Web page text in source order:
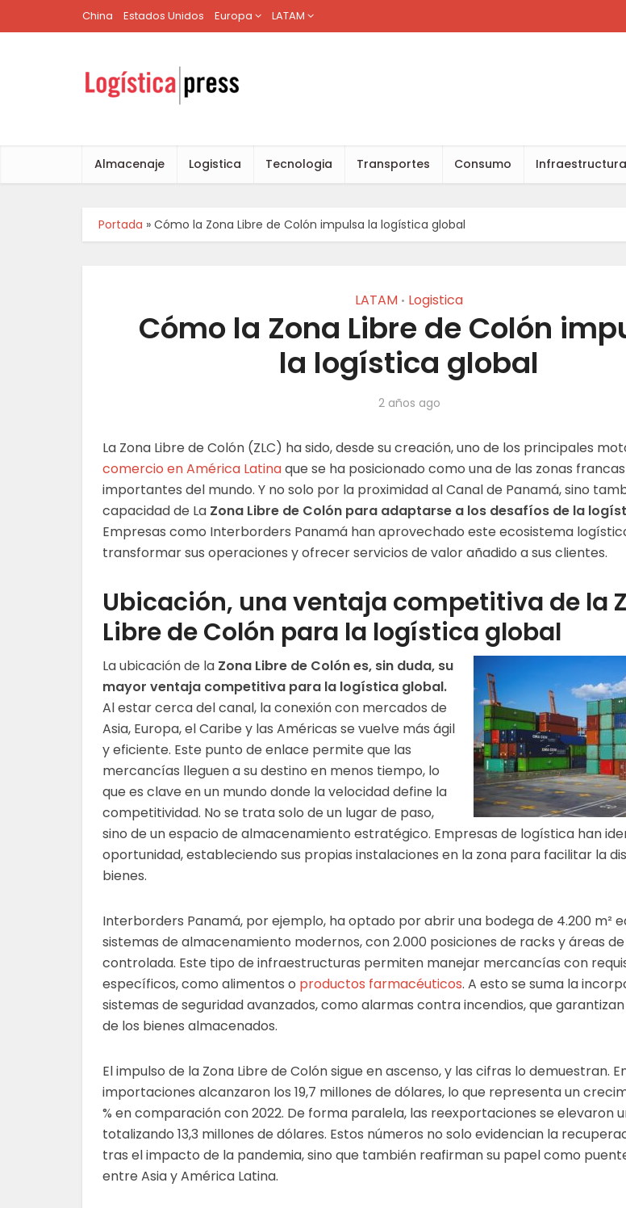
China Estados Unidos Europa LATAM
Almacenaje Logistica Tecnologia Transportes Consumo
Portada » Cómo la Zona Libre de Colón impulsa la logística global
LATAM • Logistica
Cómo la Zona Libre de Colón
la logística global
2 años ago
La Zona Libre de Colón (ZLC) ha sido, desde su creación, uno de los principales
comercio en América Latinaque se ha posicionado como una de las zonas
importantes del mundo. Y no solo por la proximidad al Canal de Panamá, sino
capacidad de La Zona Libre de Colón para adaptarse a los desafíos de la
Empresas como Interborders Panamá han aprovechado este ecosistema
transformar sus operaciones y ofrecer servicios de valor añadido a sus clientes.
Ubicación, una ventaja competitiva de la
Libre de Colón para la logística global
La ubicación de la Zona Libre de Colón es, sin duda, su
mayor ventaja competitiva para la logística global.
Al estar cerca del canal, la conexión con mercados de
Asia, Europa, el Caribe y las Américas se vuelve más ágil
y eficiente. Este punto de enlace permite que las
mercancías lleguen a su destino en menos tiempo, lo
que es clave en un mundo donde la velocidad define la
competitividad. No se trata solo de un lugar de paso,
sino de un espacio de almacenamiento estratégico. Empresas de logística han
oportunidad, estableciendo sus propias instalaciones en la zona para facilitar la
bienes.
Interborders Panamá, por ejemplo, ha optado por abrir una bodega de 4.200 m²
sistemas de almacenamiento modernos, con 2.000 posiciones de racks y áreas
controlada. Este tipo de infraestructuras permiten manejar mercancías con
específicos, como alimentos o productos farmacéuticos. A esto se suma la
sistemas de seguridad avanzados, como alarmas contra incendios, que
de los bienes almacenados.
El impulso de la Zona Libre de Colón sigue en ascenso, y las cifras lo demuestran.
importaciones alcanzaron los 19,7 millones de dólares, lo que representa un
% en comparación con 2022. De forma paralela, las reexportaciones se elevaron
totalizando 13,3 millones de dólares. Estos números no solo evidencian la
tras el impacto de la pandemia, sino que también reafirman su papel como
entre Asia y América Latina.